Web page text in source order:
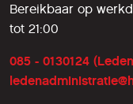
Bereikbaar op
tot 21:00
085 - 0130124